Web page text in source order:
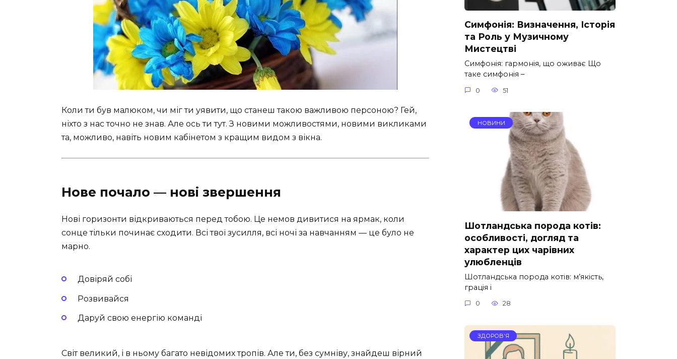
Коли ти був малюком, чи міг ти уявити, що станеш такою важливою персоною? Гей,
ніхто з нас точно не знав. Але ось ти тут. З новими можливостями, новими викликами
та, можливо, навіть новим кабінетом з кращим видом з вікна.
Нове почало — нові звершення
Нові горизонти відкриваються перед тобою. Це немов дивитися на ярмак, коли
сонце тільки починає сходити. Всі твої зусилля, всі ночі за навчанням — це було не
марно.
Довіряй собі
Розвивайся
Даруй свою енергію команді
Світ великий, і в ньому багато невідомих тропів. Але ти, без сумніву, знайдеш вірний
Симфонія: Визначення, Історія
та Роль у Музичному
Мистецтві
Симфонія: гармонія, що оживає Що
таке симфонія –
0 51
НОВИНИ
Шотландська порода котів:
особливості, догляд та
характер цих чарівних
улюбленців
Шотландська порода котів: м’якість,
грація і
0 28
ЗДОРОВ'Я